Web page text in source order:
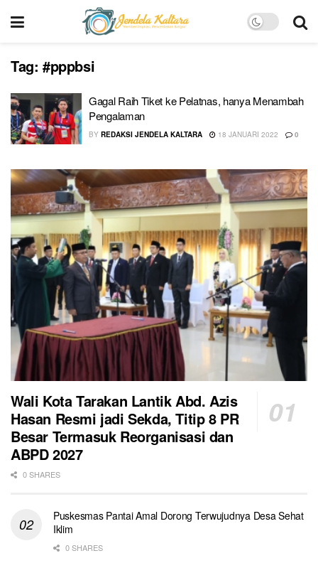
Tag: #pppbsi
Gagal Raih Tiket ke Pelatnas, hanya Menambah
Pengalaman
BY REDAKSI JENDELA KALTARA 18 JANUARI 2022 0
Wali Kota Tarakan Lantik Abd. Azis
Hasan Resmi jadi Sekda, Titip 8 PR
Besar Termasuk Reorganisasi dan
ABPD 2027
0 SHARES
Puskesmas Pantai Amal Dorong Terwujudnya Desa Sehat
Iklim
0 SHARES